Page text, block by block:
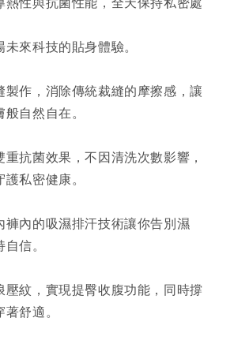
來科技的貼身體驗。
作，消除傳統裁縫的摩擦感，讓
自然自在。
抗菌效果，不因清洗次數影響，
私密健康。
褲內的吸濕排汗技術讓你告別濕
信。
壓紋，實現提臀收腹功能，同時撐
舒適。